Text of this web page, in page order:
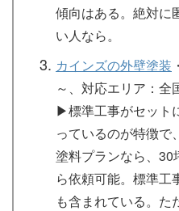
傾向はある。絶対に
い人なら。
カインズの外壁塗装
～、対応エリア：全
▶︎標準工事がセット
っているのが特徴で
塗料プランなら、
ら依頼可能。標準工
も含まれている。た